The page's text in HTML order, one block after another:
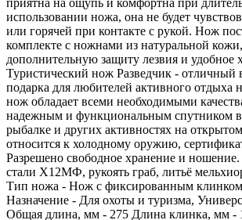
использовании ножа, она не будет
или горячей при контакте с рукой. Нож
комплекте с ножнами из натуральной
дополнительную защиту лезвия и удобное
Туристический нож Разведчик - отличный
подарка для любителей активного отдыха
нож обладает всеми необходимыми
надежным и функциональным спутником в
рыбалке и других активностях на
относится к холодному оружию,
Разрешено свободное хранение и
стали Х12МФ, рукоять граб, литьё
Тип ножа - Нож с фиксированным
Назначение - Для охоты и туризма,
Общая длина, мм - 275 Длина клинка, мм -